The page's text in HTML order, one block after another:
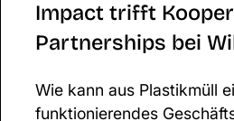
Impact trifft
Partnerships bei
Wie kann aus Plastikmüll
funktionierendes